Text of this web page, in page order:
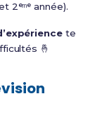
et 2ᵉᵐᵉ année).
te
🤞